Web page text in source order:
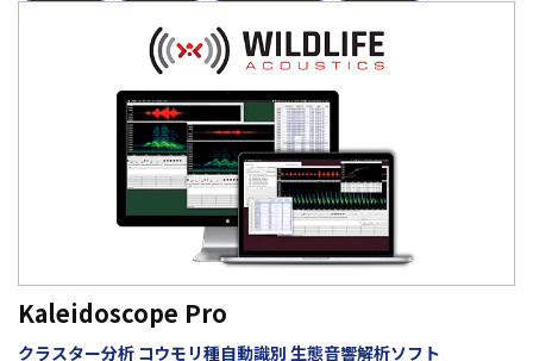
Kaleidoscope Pro
クラスター分析 コウモリ種自動識別 生態音響解析ソフト